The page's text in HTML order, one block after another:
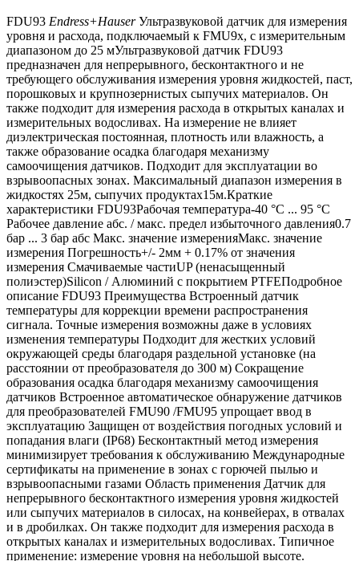
FDU93 Endress+Hauser Ультразвуковой датчик для измерения
уровня и расхода, подключаемый к FMU9x, с измерительным
диапазоном до 25 мУльтразвуковой датчик FDU93
предназначен для непрерывного, бесконтактного и не
требующего обслуживания измерения уровня жидкостей, паст,
порошковых и крупнозернистых сыпучих материалов. Он
также подходит для измерения расхода в открытых каналах и
измерительных водосливах. На измерение не влияет
диэлектрическая постоянная, плотность или влажность, а
также образование осадка благодаря механизму
самоочищения датчиков. Подходит для эксплуатации во
взрывоопасных зонах. Максимальный диапазон измерения в
жидкостях 25м, сыпучих продуктах15м.Краткие
характеристики FDU93Рабочая температура-40 °C ... 95 °C
Рабочее давление абс. / макс. предел избыточного давления0.7
бар ... 3 бар абс Макс. значение измеренияМакс. значение
измерения Погрешность+/- 2мм + 0.17% от значения
измерения Смачиваемые частиUP (ненасыщенный
полиэстер)Silicon / Алюминий с покрытием PTFEПодробное
описание FDU93 Преимущества Встроенный датчик
температуры для коррекции времени распространения
сигнала. Точные измерения возможны даже в условиях
изменения температуры Подходит для жестких условий
окружающей среды благодаря раздельной установке (на
расстоянии от преобразователя до 300 м) Сокращение
образования осадка благодаря механизму самоочищения
датчиков Встроенное автоматическое обнаружение датчиков
для преобразователей FMU90 /FMU95 упрощает ввод в
эксплуатацию Защищен от воздействия погодных условий и
попадания влаги (IP68) Бесконтактный метод измерения
минимизирует требования к обслуживанию Международные
сертификаты на применение в зонах с горючей пылью и
взрывоопасными газами Область применения Датчик для
непрерывного бесконтактного измерения уровня жидкостей
или сыпучих материалов в силосах, на конвейерах, в отвалах
и в дробилках. Он также подходит для измерения расхода в
открытых каналах и измерительных водосливах. Типичное
применение: измерение уровня на небольшой высоте.